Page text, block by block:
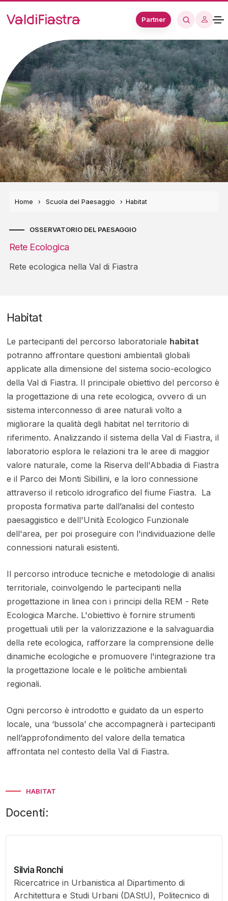
Partner
Home Scuola del Paesaggio Habitat
OSSERVATORIO DEL PAESAGGIO
Rete Ecologica
Rete ecologica nella Val di Fiastra
Habitat
Le partecipanti del percorso laboratoriale habitat
potranno affrontare questioni ambientali globali
applicate alla dimensione del sistema socio-ecologico
della Val di Fiastra. Il principale obiettivo del percorso è
la progettazione di una rete ecologica, ovvero di un
sistema interconnesso di aree naturali volto a
migliorare la qualità degli habitat nel territorio di
riferimento. Analizzando il sistema della Val di Fiastra, il
laboratorio esplora le relazioni tra le aree di maggior
valore naturale, come la Riserva dell'Abbadia di Fiastra
e il Parco dei Monti Sibillini, e la loro connessione
attraverso il reticolo idrografico del fiume Fiastra. La
proposta formativa parte dall’analisi del contesto
paesaggistico e dell'Unità Ecologico Funzionale
dell'area, per poi proseguire con l'individuazione delle
connessioni naturali esistenti.
Il percorso introduce tecniche e metodologie di analisi
territoriale, coinvolgendo le partecipanti nella
progettazione in linea con i principi della REM - Rete
Ecologica Marche. L'obiettivo è fornire strumenti
progettuali utili per la valorizzazione e la salvaguardia
della rete ecologica, rafforzare la comprensione delle
dinamiche ecologiche e promuovere l'integrazione tra
la progettazione locale e le politiche ambientali
regionali.
Ogni percorso è introdotto e guidato da un esperto
locale, una ‘bussola’ che accompagnerà i partecipanti
nell’approfondimento del valore della tematica
affrontata nel contesto della Val di Fiastra.
HABITAT
Docenti:
Silvia Ronchi
Ricercatrice in Urbanistica al Dipartimento di
Architettura e Studi Urbani (DAStU), Politecnico di